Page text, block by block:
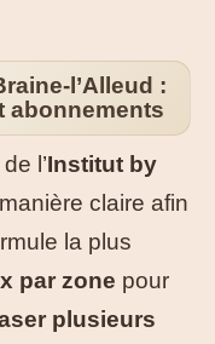
l’Alleud :
abonnements
de l’Institut by
claire afin
la plus
par zone pour
plusieurs